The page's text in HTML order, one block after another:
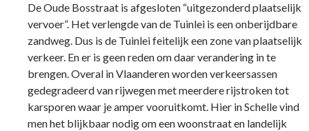
De Oude Bosstraat is afgesloten “uitgezonderd plaatselijk
vervoer”. Het verlengde van de Tuinlei is een onberijdbare
zandweg. Dus is de Tuinlei feitelijk een zone van plaatselijk
verkeer. En er is geen reden om daar verandering in te
brengen. Overal in Vlaanderen worden verkeersassen
gedegradeerd van rijwegen met meerdere rijstroken tot
karsporen waar je amper vooruitkomt. Hier in Schelle vind
men het blijkbaar nodig om een woonstraat en landelijk